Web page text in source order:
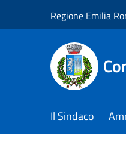
Regione Emilia
Il Sindaco